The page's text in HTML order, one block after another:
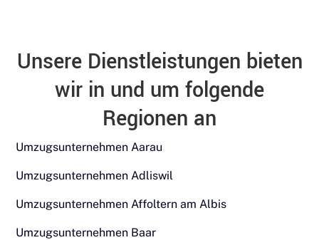
Unsere Dienstleistungen bieten
wir in und um folgende
Regionen an
Umzugsunternehmen Aarau
Umzugsunternehmen Adliswil
Umzugsunternehmen Affoltern am Albis
Umzugsunternehmen Baar